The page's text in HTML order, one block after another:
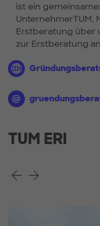
ist ein
UnternehmerTUM.
Erstberatung über
zur Erstberatung
TUM ERI
Voriges Slide
Nächstes Slide